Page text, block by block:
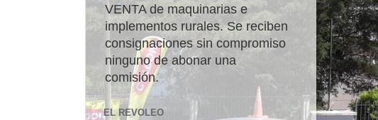
VENTA de maquinarias e
implementos rurales. Se reciben
consignaciones sin compromiso
ninguno de abonar una
comisión.
EL REVOLEO